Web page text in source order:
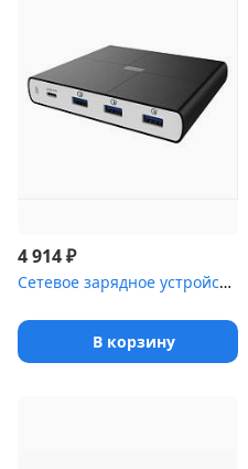
4 914₽
Сетевое зарядное устройство CЗУ (ACD-P904U-V1B) 90Вт, Сетевое ЗУ ...
В корзину